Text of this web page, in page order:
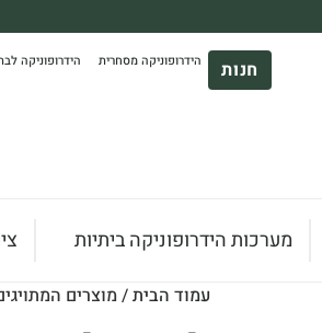
*בהתאם להגבלת גודל ומשקל
חנות הידרופוניקה מסחרית הידרופוניקה
מערכות הידרופוניקה ביתיות
עמוד הבית/ מוצרים